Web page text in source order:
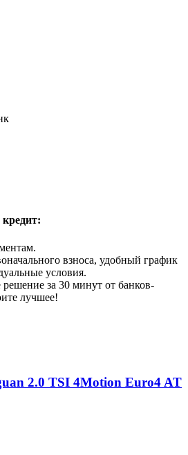
взноса, удобный график
условия.
решение за 30 минут от банков-
лучшее!
2.0 TSI 4Motion Euro4 AT